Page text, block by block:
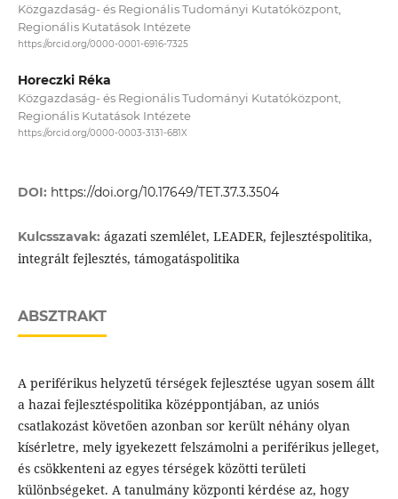
Közgazdaság- és Regionális Tudományi Kutatóközpont,
Regionális Kutatások Intézete
https://orcid.org/0000-0001-6916-7325
Horeczki Réka
Közgazdaság- és Regionális Tudományi Kutatóközpont,
Regionális Kutatások Intézete
https://orcid.org/0000-0003-3131-681X
DOI: https://doi.org/10.17649/TET.37.3.3504
Kulcsszavak: ágazati szemlélet, LEADER, fejlesztéspolitika,
integrált fejlesztés, támogatáspolitika
ABSZTRAKT
A periférikus helyzetű térségek fejlesztése ugyan sosem állt
a hazai fejlesztéspolitika középpontjában, az uniós
csatlakozást követően azonban sor került néhány olyan
kísérletre, mely igyekezett felszámolni a periférikus jelleget,
és csökkenteni az egyes térségek közötti területi
különbségeket. A tanulmány központi kérdése az, hogy